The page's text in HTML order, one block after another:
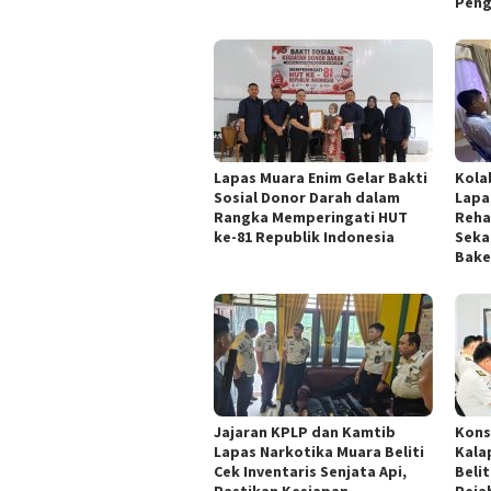
Lapas Muara Enim Gelar Bakti
Sosial Donor Darah dalam
Rangka Memperingati HUT
ke-81 Republik Indonesia
Jajaran KPLP dan Kamtib
Lapas Narkotika Muara Beliti
Cek Inventaris Senjata Api,